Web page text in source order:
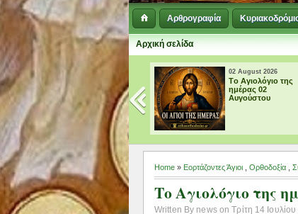
Αρθρογραφία
Αρχική σελίδα
Tο Αγιολόγιο της
ημέρας 02
Αυγούστου
01 August
Tο
ημέρας 01
Αυγούστου
Home » Εορτάζοντες Άγιοι Ορθοδοξία
Tο Αγιολόγιο της
Written By news on Τρίτη 14